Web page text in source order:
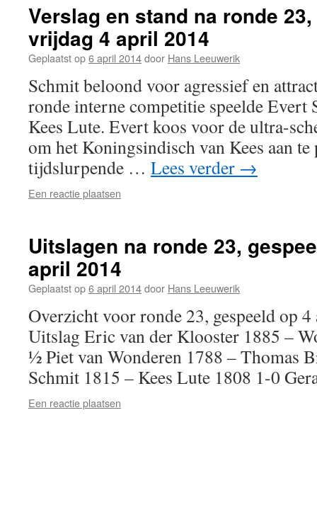
Verslag en stand na ronde
vrijdag 4 april 2014
Geplaatst op6 april 2014door Hans Leeuwerik
Schmit beloond voor agressief en
ronde interne competitie speelde Evert
Kees Lute. Evert koos voor de ultra-
om het Koningsindisch van Kees aan te
tijdslurpende … Lees verder →
Een reactie plaatsen
Uitslagen na ronde 23,
april 2014
Geplaatst op6 april 2014door Hans Leeuwerik
Overzicht voor ronde 23, gespeeld op
Uitslag Eric van der Klooster 1885 –
½ Piet van Wonderen 1788 – Thomas
Schmit 1815 – Kees Lute 1808 1-0
Een reactie plaatsen